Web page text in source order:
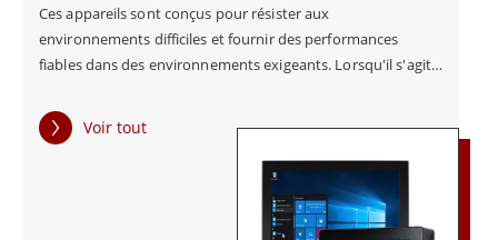
Ces appareils sont conçus pour résister aux
environnements difficiles et fournir des performances
fiables dans des environnements exigeants. Lorsqu'il s'agit
des facteurs clés à prendre en compte. Les PC à châssis sont
spécialement conçus pour offrir des performances durables
dans des environnements difficiles, ce qui en fait une
solution idéale pour des secteurs tels que la fabrication, le
transport et l'automatisation. L'un des principaux
Voir tout